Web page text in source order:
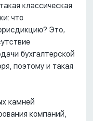
классическая
что
Это,
бухгалтерской
поэтому и такая
камней
компаний,